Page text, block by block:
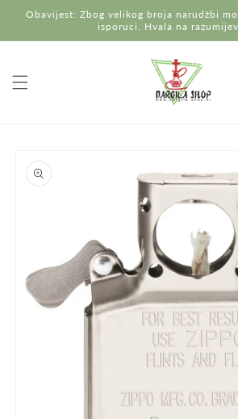
na
Obavijest: Zbog velikog broja narudžbi
isporuci. Hvala na
proizvodu